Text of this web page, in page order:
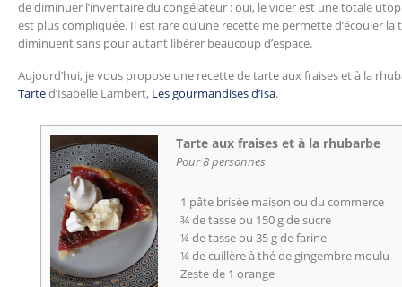
de diminuer l’inventaire du congélateur : oui, le vider est une totale
est plus compliquée. Il est rare qu’une recette me permette d’écouler
diminuent sans pour autant libérer beaucoup d’espace.
Aujourd’hui, je vous propose une recette de tarte aux fraises et à la
Tarted’Isabelle Lambert, Les gourmandises d’Isa.
Tarte aux fraises et à la rhubarbe
Pour 8 personnes
1 pâte brisée maison ou du commerce
¾ de tasse ou 150 g de sucre
¼ de tasse ou 35 g de farine
¼ de cuillère à thé de gingembre moulu
Zeste de 1 orange